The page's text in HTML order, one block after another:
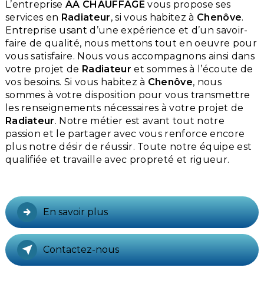
L’entrepriseAA CHAUFFAGE vous propose ses
services en Radiateur, si vous habitez à Chenôve.
Entreprise usant d’une expérience et d’un savoir-
faire de qualité, nous mettons tout en oeuvre pour
vous satisfaire. Nous vous accompagnons ainsi dans
votre projet de Radiateur et sommes à l’écoute de
vos besoins. Si vous habitez à Chenôve, nous
sommes à votre disposition pour vous transmettre
les renseignements nécessaires à votre projet de
Radiateur. Notre métier est avant tout notre
passion et le partager avec vous renforce encore
plus notre désir de réussir. Toute notre équipe est
qualifiée et travaille avec propreté et rigueur.
En savoir plus
Contactez-nous